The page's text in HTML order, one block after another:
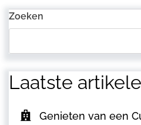
bericht
Zoeken
Laatste
Genieten van een